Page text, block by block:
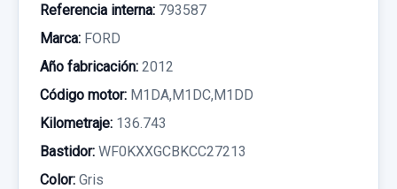
Referencia interna: 793587
Marca: FORD
Año fabricación: 2012
Código motor: M1DA,M1DC,M1DD
Kilometraje: 136.743
Bastidor: WF0KXXGCBKCC27213
Color: Gris